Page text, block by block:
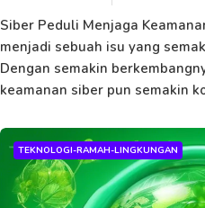
Siber Peduli Menjaga
menjadi sebuah isu yang
Dengan semakin
keamanan siber pun semakin
TEKNOLOGI-RAMAH-LINGKUNGAN